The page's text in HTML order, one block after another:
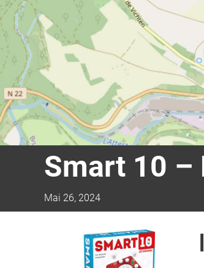
Smart 10 –
Mai 26, 2024